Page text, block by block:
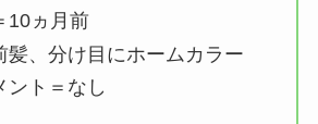
10ヵ月前
髪、分け目にホームカラー
ント＝なし